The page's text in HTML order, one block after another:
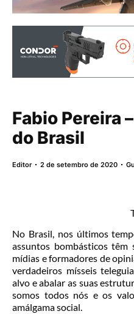
Fabio Pereira
do Brasil
Editor 2 de setembro de 2020
No Brasil, nos últimos
assuntos bombásticos têm
mídias e formadores de
verdadeiros mísseis
alvo e abalar as suas
somos todos nós e os
amálgama social.